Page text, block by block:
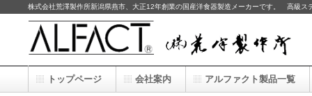
株式会社荒澤製作所新潟県燕市、大正12年創業の国産洋食器製造メーカーです。 高級ス
トップページ 会社案内 アルファクト製品一覧